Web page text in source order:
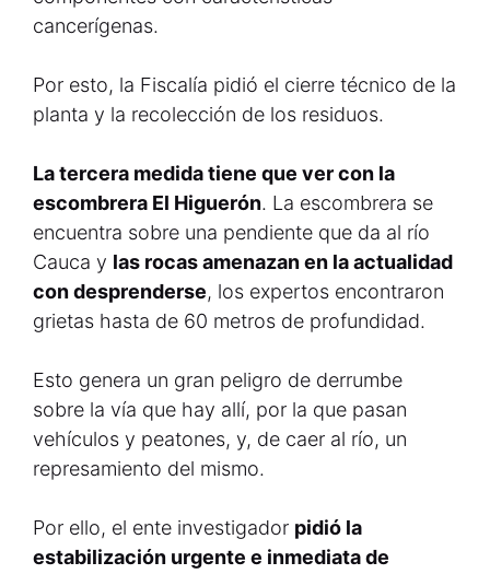
cancerígenas.
Por esto, la Fiscalía pidió el cierre técnico de la
planta y la recolección de los residuos.
La tercera medida tiene que ver con la
escombrera El Higuerón. La escombrera se
encuentra sobre una pendiente que da al río
Cauca y las rocas amenazan en la actualidad
con desprenderse, los expertos encontraron
grietas hasta de 60 metros de profundidad.
Esto genera un gran peligro de derrumbe
sobre la vía que hay allí, por la que pasan
vehículos y peatones, y, de caer al río, un
represamiento del mismo.
Por ello, el ente investigador pidió la
estabilización urgente e inmediata de